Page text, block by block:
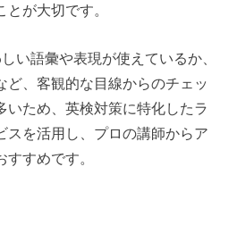
が大切です。
い語彙や表現が使えているか、
ど、客観的な目線からのチェッ
いため、英検対策に特化したラ
スを活用し、プロの講師からア
すすめです。